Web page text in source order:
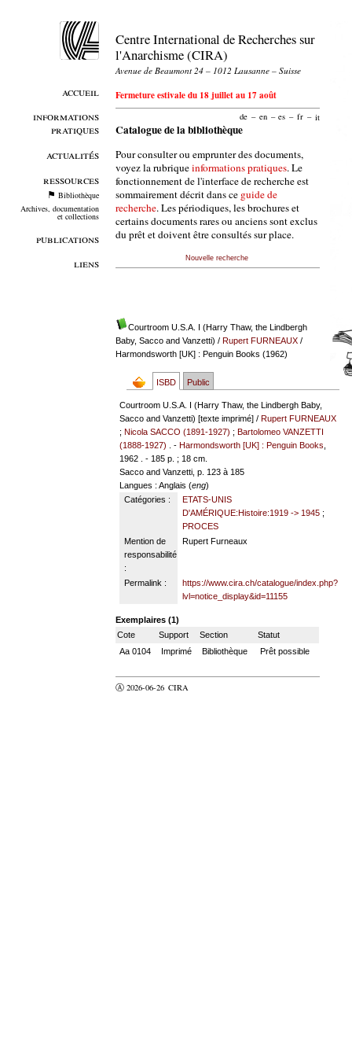
accueil
informations
pratiques
actualités
ressources
Bibliothèque
Archives, documentation
et collections
publications
liens
Centre International de Recherches sur
l'Anarchisme (CIRA)
Avenue de Beaumont 24 – 1012 Lausanne – Suisse
Fermeture estivale du 18 juillet au 17 août
de – en – es – fr – it
Catalogue de la bibliothèque
Pour consulter ou emprunter des documents,
voyez la rubriqueinformations pratiques. Le
fonctionnement de l'interface de recherche est
sommairement décrit dans ce guide de
recherche. Les périodiques, les brochures et
certains documents rares ou anciens sont exclus
du prêt et doivent être consultés sur place.
Nouvelle recherche
Courtroom U.S.A. I (Harry Thaw, the Lindbergh
Baby, Sacco and Vanzetti) / Rupert FURNEAUX/
Harmondsworth [UK] : Penguin Books (1962)
ISBD Public
Courtroom U.S.A. I (Harry Thaw, the Lindbergh Baby,
Sacco and Vanzetti) [texte imprimé] /Rupert FURNEAUX
;Nicola SACCO (1891-1927) ;Bartolomeo VANZETTI
(1888-1927)
. -Harmondsworth [UK] : Penguin Books
1962 . - 185 p. ; 18 cm.
Sacco and Vanzetti, p. 123 à 185
Langues : Anglais (eng)
Catégories :
ETATS-UNIS
D'AMÉRIQUE:Histoire:1919 -> 1945;
PROCES
Mention de
responsabilité
:
Rupert Furneaux
Permalink :
https://www.cira.ch/catalogue/index.php?
lvl=notice_display&id=11155
Exemplaires (1)
Cote
Support Section
Statut
Aa 0104
Imprimé Bibliothèque Prêt possible
Ⓐ 2026-06-26 CIRA